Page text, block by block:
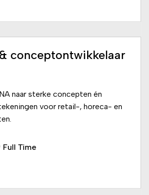
conceptontwikkelaar
naar sterke concepten én
voor retail-, horeca- en
Full Time